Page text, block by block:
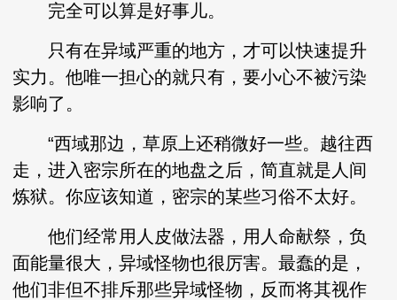
完全可以算是好事儿。
只有在异域严重的地方，才可以快速提升
实力。他唯一担心的就只有，要小心不被污染
影响了。
“西域那边，草原上还稍微好一些。越往西
走，进入密宗所在的地盘之后，简直就是人间
炼狱。你应该知道，密宗的某些习俗不太好。
他们经常用人皮做法器，用人命献祭，负
面能量很大，异域怪物也很厉害。最蠢的是，
他们非但不排斥那些异域怪物，反而将其视作